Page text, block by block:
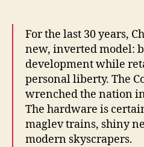
For the last 30 years,
new, inverted model:
development while
personal liberty. The
wrenched the nation
The hardware is
maglev trains, shiny
modern skyscrapers.